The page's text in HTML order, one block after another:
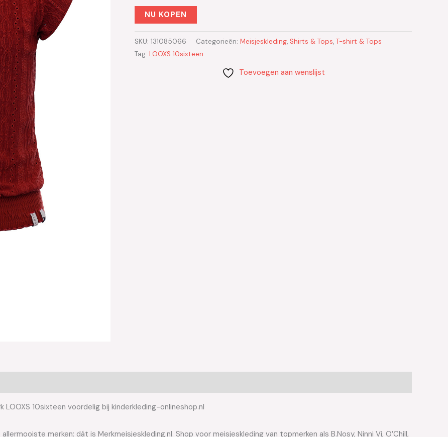
NU KOPEN
SKU: 131085066 Categorieën: Meisjeskleding, Shirts & Tops, T-shirt & Tops
Tag: LOOXS 10sixteen
Toevoegen aan wenslijst
10sixteen voordelig bij kinderkleding-onlineshop.nl
merken: dát is Merkmeisjeskleding.nl. Shop voor meisjeskleding van topmerken als B.Nosy, Ninni Vi, O’Chill,